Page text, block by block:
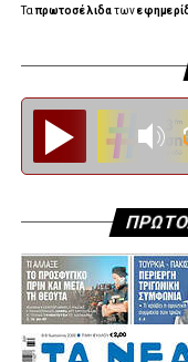
Ταπρωτοσέλιδατων